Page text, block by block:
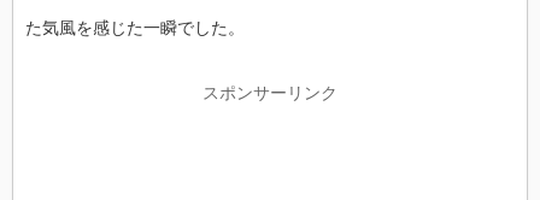
た気風を感じた一瞬でした。
スポンサーリンク